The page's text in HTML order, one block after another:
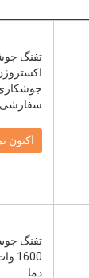
تفنگ
سفارشی
اکنون
تفنگ
دما